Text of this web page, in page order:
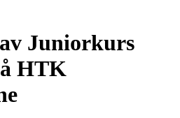
Juniorkurs
HTK